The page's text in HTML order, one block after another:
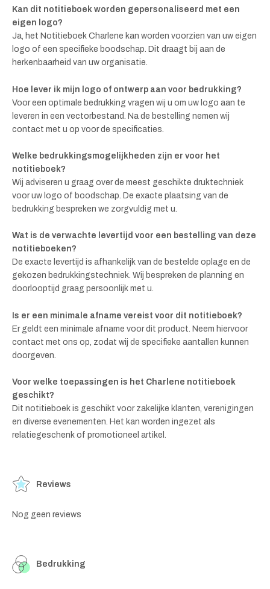
Kan dit notitieboek worden gepersonaliseerd met een
eigen logo?
Ja, het Notitieboek Charlene kan worden voorzien van uw eigen
logo of een specifieke boodschap. Dit draagt bij aan de
herkenbaarheid van uw organisatie.
Hoe lever ik mijn logo of ontwerp aan voor bedrukking?
Voor een optimale bedrukking vragen wij u om uw logo aan te
leveren in een vectorbestand. Na de bestelling nemen wij
contact met u op voor de specificaties.
Welke bedrukkingsmogelijkheden zijn er voor het
notitieboek?
Wij adviseren u graag over de meest geschikte druktechniek
voor uw logo of boodschap. De exacte plaatsing van de
bedrukking bespreken we zorgvuldig met u.
Wat is de verwachte levertijd voor een bestelling van deze
notitieboeken?
De exacte levertijd is afhankelijk van de bestelde oplage en de
gekozen bedrukkingstechniek. Wij bespreken de planning en
doorlooptijd graag persoonlijk met u.
Is er een minimale afname vereist voor dit notitieboek?
Er geldt een minimale afname voor dit product. Neem hiervoor
contact met ons op, zodat wij de specifieke aantallen kunnen
doorgeven.
Voor welke toepassingen is het Charlene notitieboek
geschikt?
Dit notitieboek is geschikt voor zakelijke klanten, verenigingen
en diverse evenementen. Het kan worden ingezet als
relatiegeschenk of promotioneel artikel.
Reviews
Nog geen reviews
Bedrukking